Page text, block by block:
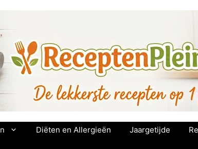
Diëten en Allergieën Jaargetijde